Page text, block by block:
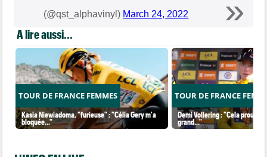
(@qst_alphavinyl) March 24, 2022
A lire aussi...
TOUR DE FRANCE FEMMES
Kasia Niewiadoma, "furieuse" : "Célia Gery m'a
bloquée..."
TOUR DE FRANCE
Demi Vollering : "Cela prouve
grand..."